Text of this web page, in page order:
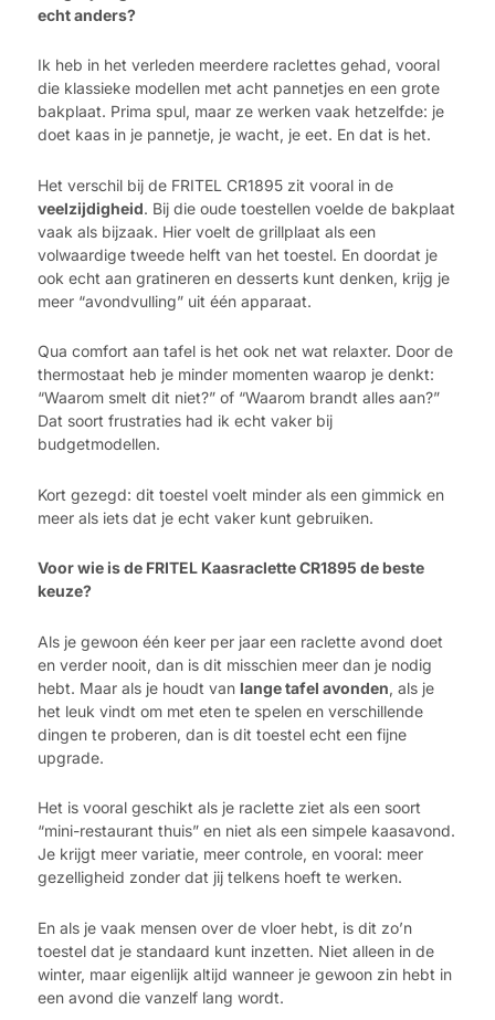
echt anders?
Ik heb in het verleden meerdere raclettes gehad, vooral
die klassieke modellen met acht pannetjes en een grote
bakplaat. Prima spul, maar ze werken vaak hetzelfde: je
doet kaas in je pannetje, je wacht, je eet. En dat is het.
Het verschil bij de FRITEL CR1895 zit vooral in de
veelzijdigheid. Bij die oude toestellen voelde de bakplaat
vaak als bijzaak. Hier voelt de grillplaat als een
volwaardige tweede helft van het toestel. En doordat je
ook echt aan gratineren en desserts kunt denken, krijg je
meer “avondvulling” uit één apparaat.
Qua comfort aan tafel is het ook net wat relaxter. Door de
thermostaat heb je minder momenten waarop je denkt:
“Waarom smelt dit niet?” of “Waarom brandt alles aan?”
Dat soort frustraties had ik echt vaker bij
budgetmodellen.
Kort gezegd: dit toestel voelt minder als een gimmick en
meer als iets dat je echt vaker kunt gebruiken.
Voor wie is de FRITEL Kaasraclette CR1895 de beste
keuze?
Als je gewoon één keer per jaar een raclette avond doet
en verder nooit, dan is dit misschien meer dan je nodig
hebt. Maar als je houdt van lange tafel avonden, als je
het leuk vindt om met eten te spelen en verschillende
dingen te proberen, dan is dit toestel echt een fijne
upgrade.
Het is vooral geschikt als je raclette ziet als een soort
“mini-restaurant thuis” en niet als een simpele kaasavond.
Je krijgt meer variatie, meer controle, en vooral: meer
gezelligheid zonder dat jij telkens hoeft te werken.
En als je vaak mensen over de vloer hebt, is dit zo’n
toestel dat je standaard kunt inzetten. Niet alleen in de
winter, maar eigenlijk altijd wanneer je gewoon zin hebt in
een avond die vanzelf lang wordt.